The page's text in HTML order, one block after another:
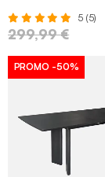
5 (5)
299,99 €
PROMO -50%